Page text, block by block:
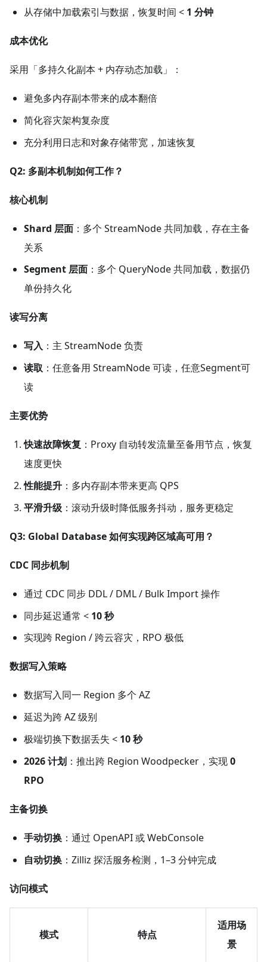
从存储中加载索引与数据，恢复时间 < 1 分钟
成本优化
采用「多持久化副本 + 内存动态加载」：
避免多内存副本带来的成本翻倍
简化容灾架构复杂度
充分利用日志和对象存储带宽，加速恢复
Q2: 多副本机制如何工作？
核心机制
Shard 层面 ​：多个 StreamNode 共同加载，存在主备
关系
Segment 层面 ​：多个 QueryNode 共同加载，数据仍
单份持久化
读写分离
写入 ​：主 StreamNode 负责
读取 ​：任意备用 StreamNode 可读，任意Segment可
读
主要优势
快速故障恢复 ​：Proxy 自动转发流量至备用节点，恢复
速度更快
性能提升 ​：多内存副本带来更高 QPS
平滑升级 ​：滚动升级时降低服务抖动，服务更稳定
Q3: Global Database 如何实现跨区域高可用？
CDC 同步机制
通过 CDC 同步 DDL / DML / Bulk Import 操作
同步延迟通常 < 10 秒
实现跨 Region / 跨云容灾，RPO 极低
数据写入策略
数据写入同一 Region 多个 AZ
延迟为跨 AZ 级别
极端切换下数据丢失 < 10 秒
2026 计划 ​：推出跨 Region Woodpecker，实现0
RPO
主备切换
手动切换 ​：通过 OpenAPI 或 WebConsole
自动切换 ​：Zilliz 探活服务检测，1–3 分钟完成
访问模式
模式 特点
适用场
景